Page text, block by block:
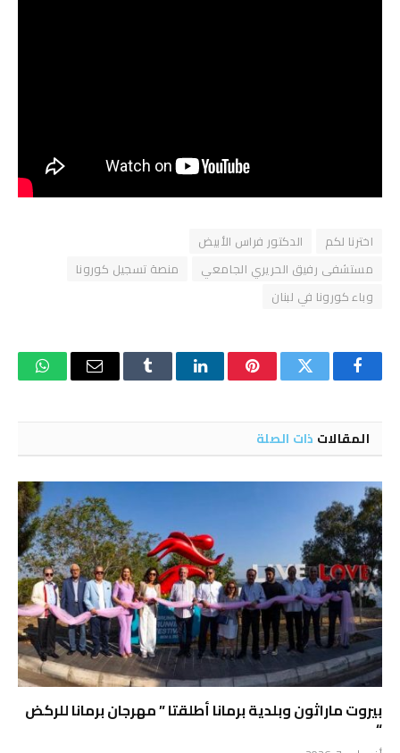
اخترنا لكم
الدكتور فراس الأبيض
مستشفى رفيق الحريري الجامعي
منصة تسجيل كورونا
وباء كورونا في لبنان
فيسبوكتويتر بينتيريستلينكدإن Tumblr البريد
المقالات ذات الصلة
بيروت ماراثون وبلدية برمانا أطلقتا ” مهرجان برمانا للركض
“